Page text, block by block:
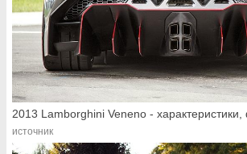
2013 Lamborghini Veneno - характеристики,
источник